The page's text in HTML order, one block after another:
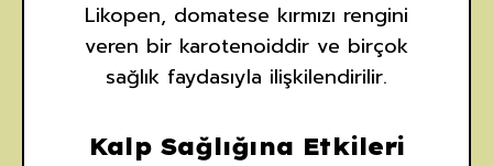
Likopen, domatese kırmızı rengini
veren bir karotenoiddir ve birçok
sağlık faydasıyla ilişkilendirilir.
Kalp Sağlığına Etkileri